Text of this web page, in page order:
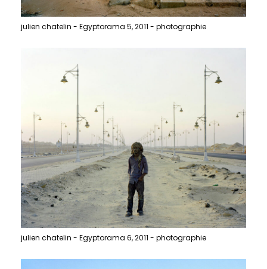
julien chatelin - Egyptorama 5, 2011 - photographie
julien chatelin - Egyptorama 6, 2011 - photographie